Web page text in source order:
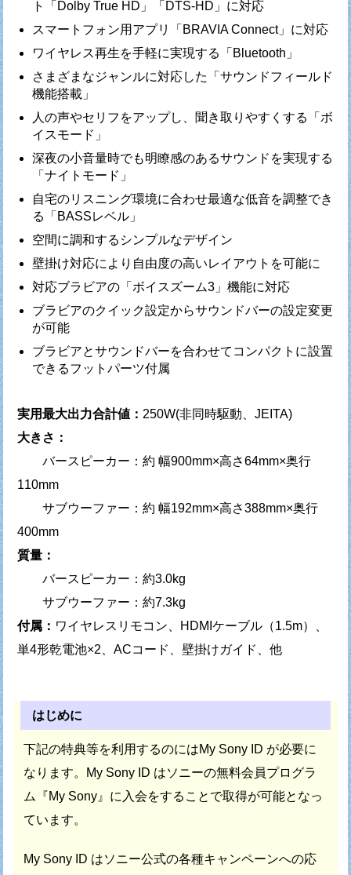
ト「Dolby True HD」「DTS-HD」に対応
スマートフォン用アプリ「BRAVIA Connect」に対応
ワイヤレス再生を手軽に実現する「Bluetooth」
さまざまなジャンルに対応した「サウンドフィールド
機能搭載」
人の声やセリフをアップし、聞き取りやすくする「ボ
イスモード」
深夜の小音量時でも明瞭感のあるサウンドを実現する
「ナイトモード」
自宅のリスニング環境に合わせ最適な低音を調整でき
る「BASSレベル」
空間に調和するシンプルなデザイン
壁掛け対応により自由度の高いレイアウトを可能に
対応ブラビアの「ボイスズーム3」機能に対応
ブラビアのクイック設定からサウンドバーの設定変更
が可能
ブラビアとサウンドバーを合わせてコンパクトに設置
できるフットパーツ付属
実用最大出力合計値： 250W(非同時駆動、JEITA)
大きさ：
バースピーカー：約 幅900mm×高さ64mm×奥行
110mm
サブウーファー：約 幅192mm×高さ388mm×奥行
400mm
質量：
バースピーカー：約3.0kg
サブウーファー：約7.3kg
付属： ワイヤレスリモコン、HDMIケーブル（1.5m）、
単4形乾電池×2、ACコード、壁掛けガイド、他
はじめに
下記の特典等を利用するのにはMy Sony ID が必要に
なります。
My Sony ID はソニーの無料会員プログラ
ム『My Sony』に 入会をすることで取得が可能となっ
ています。
My Sony ID はソニー公式の各種キャンペーンへの応